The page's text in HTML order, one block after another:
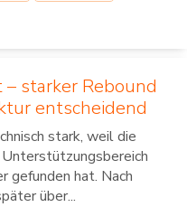
starker Rebound
entscheidend
stark, weil die
gefunden hat. Nach
über...